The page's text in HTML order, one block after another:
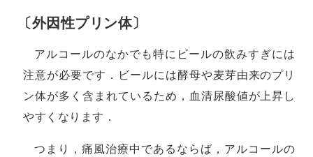
〔外因性プリン体〕
アルコールのなかでも特にビールの飲みすぎには
注意が必要です．ビールには酵母や麦芽由来のプリ
ン体が多く含まれているため，血清尿酸値が上昇し
やすくなります．
つまり，痛風治療中であるならば，アルコールの